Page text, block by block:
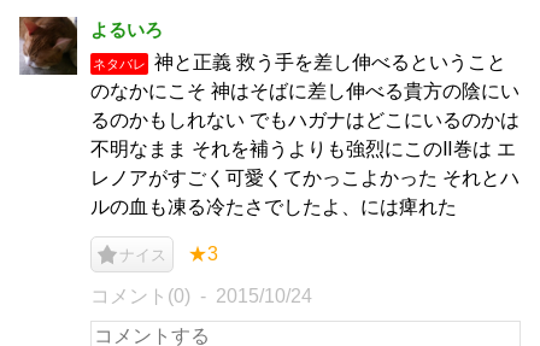
よるいろ
ネタバレ
神と正義 救う手を差し伸べるということ
のなかにこそ 神はそばに差し伸べる貴方の陰にい
るのかもしれない でもハガナはどこにいるのかは
不明なまま それを補うよりも強烈にこのⅡ巻は エ
レノアがすごく可愛くてかっこよかった それとハ
ルの血も凍る冷たさでしたよ、には痺れた
ナイス ★3
コメント(0) 2015/10/24